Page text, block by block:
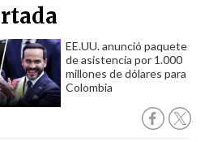
EE.UU. anunció paquete
de asistencia por 1.000
millones de dólares para
Colombia